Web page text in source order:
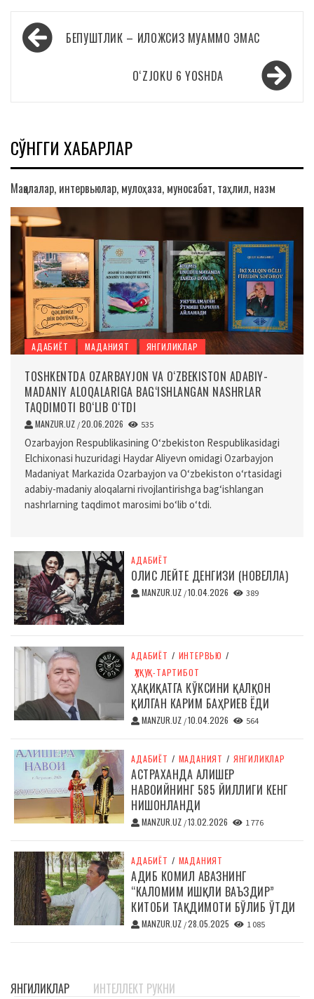
Навигация
по БЕПУШТЛИК – ИЛОЖСИЗ МУАММО ЭМАС
OʻZJOKU 6 YOSHDA
СЎНГГИ ХАБАРЛАР
Мақолалар, интервьюлар, мулоҳаза, муносабат, таҳлил, назм
АДАБИЁТ МАДАНИЯТ ЯНГИЛИКЛАР
TOSHKENTDA OZARBAYJON VA O‘ZBEKISTON ADABIY-
MADANIY ALOQALARIGA BAG‘ISHLANGAN NASHRLAR
TAQDIMOTI BO‘LIB O‘TDI
MANZUR.UZ /20.06.2026 535
Ozarbayjon Respublikasining O‘zbekiston Respublikasidagi
Elchixonasi huzuridagi Haydar Aliyevn omidagi Ozarbayjon
Madaniyat Markazida Ozarbayjon va O‘zbekiston o‘rtasidagi
adabiy-madaniy aloqalarni rivojlantirishga bag‘ishlangan
nashrlarning taqdimot marosimi bo‘lib o‘tdi.
АДАБИЁТ
ОЛИС ЛЕЙТЕ ДЕНГИЗИ (НОВЕЛЛА)
MANZUR.UZ /10.04.2026 389
АДАБИЁТ / ИНТЕРВЬЮ /
ҲУҚУҚ-ТАРТИБОТ
ҲАҚИҚАТГА КЎКСИНИ ҚАЛҚОН
ҚИЛГАН КАРИМ БАҲРИЕВ ЁДИ
MANZUR.UZ /10.04.2026 564
АДАБИЁТ / МАДАНИЯТ / ЯНГИЛИКЛАР
АСТРАХАНДА АЛИШЕР
НАВОИЙНИНГ 585 ЙИЛЛИГИ КЕНГ
НИШОНЛАНДИ
MANZUR.UZ /13.02.2026 1 776
АДАБИЁТ / МАДАНИЯТ
АДИБ КОМИЛ АВАЗНИНГ
“КАЛОМИМ ИШҚЛИ ВАЪЗДИР”
КИТОБИ ТАҚДИМОТИ БЎЛИБ ЎТДИ
MANZUR.UZ /28.05.2025 1 085
ЯНГИЛИКЛАР ИНТЕЛЛЕКТ РУКНИ